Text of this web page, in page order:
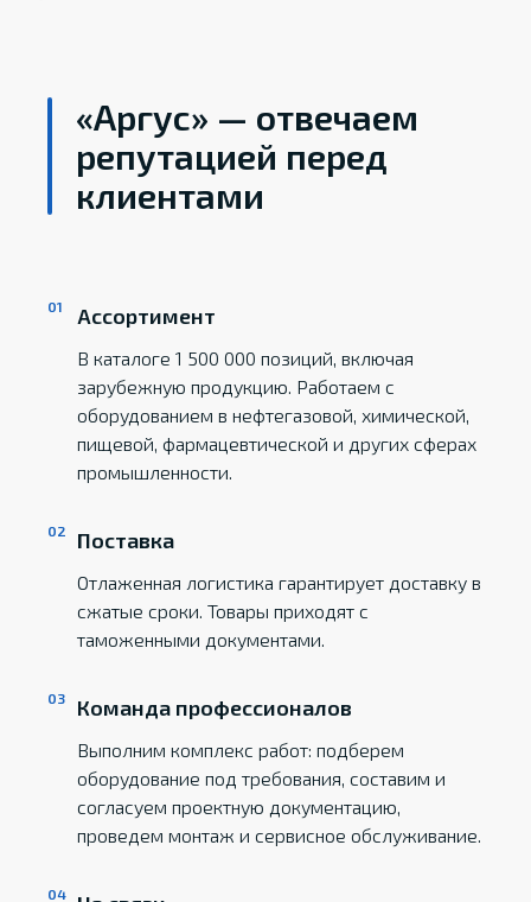
«Аргус» — отвечаем
репутацией перед
клиентами
Ассортимент
В каталоге 1 500 000 позиций, включая
зарубежную продукцию. Работаем с
оборудованием в нефтегазовой, химической,
пищевой, фармацевтической и других сферах
промышленности.
Поставка
Отлаженная логистика гарантирует доставку в
сжатые сроки. Товары приходят с
таможенными документами.
Команда профессионалов
Выполним комплекс работ: подберем
оборудование под требования, составим и
согласуем проектную документацию,
проведем монтаж и сервисное обслуживание.